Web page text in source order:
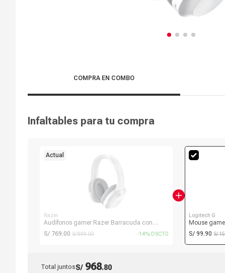
COMPRA EN COMBO
Infaltables para tu compra
Actual
Razer
Audífonos gamer Razer Barracuda con
micrófono, inalámbrico, bluetooth, PC y
S/ 769.00 S/ 899.00 -14% DSCTO
Logitech G
Mouse
Lightsync,
S/ 99.90 S/
Total juntosS/ 968.80